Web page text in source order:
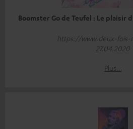
Boomster Go de Teufel : Le plaisir
https://www.deux-fois-
27.04.2020
Plus…